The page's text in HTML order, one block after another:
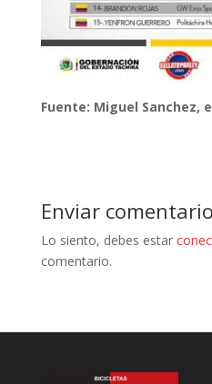
Fuente: Miguel Sanchez,
Enviar comentario
Lo siento, debes estar
comentario.